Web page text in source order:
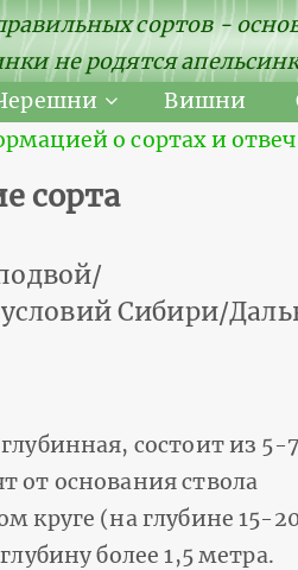
сортов -
не родятся
Вишни
о сортах и
сорта
Сибири/
состоит из 5-7
от основания ствола
круге (на глубине 15-
более 1,5 метра.